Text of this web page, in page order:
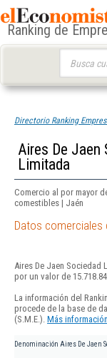
Ranking de
Directorio Ranking
Aires De Jaen
Limitada
Comercio al por mayor
comestibles | Jaén
Datos comerciales
Aires De Jaen Sociedad
por un valor de
La información del
procede de la base de
(S.M.E.). Más
Denominación Aires De Jaen